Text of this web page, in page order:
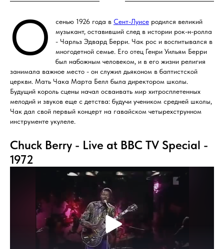
О сенью 1926 года в Сент-Луисе родился великий
музыкант, оставивший след в истории рок-н-ролла
- Чарльз Эдвард Берри. Чак рос и воспитывался в
многодетной семье. Его отец Генри Уильям Берри
был набожным человеком, и в его жизни религия
занимала важное место - он служил дьяконом в баптистской
церкви. Мать Чака Марта Белл была директором школы.
Будущий король сцены начал осваивать мир хитросплетенных
мелодий и звуков еще с детства: будучи учеником средней школы,
Чак дал свой первый концерт на гавайском четырехструнном
инструменте укулеле.
Chuck Berry - Live at BBC TV Special -
1972